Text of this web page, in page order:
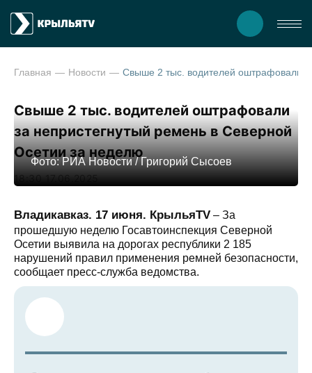
Главная Новости
Свыше 2 тыс. водителей оштрафовали
за непристегнутый ремень в Северной
Осетии за неделю
18:30 17.06.2025
Фото: РИА Новости / Григорий Сысоев
Владикавказ. 17 июня. КрыльяTV – За
прошедшую неделю Госавтоинспекция Северной
Осетии выявила на дорогах республики 2 185
нарушений правил применения ремней безопасности,
сообщает пресс-служба ведомства.